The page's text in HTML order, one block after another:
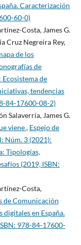
Caracterización
60-0)
Costa, James G.
Cruz Negreira Rey,
de los
de
de
tendencias
84-17600-08-2)
Salaverría, James G.
viene, Espejo de
Núm. 3 (2021):
Tipologías,
(2019, ISBN:
Costa,
de Comunicación
digitales en España.
978-84-17600-